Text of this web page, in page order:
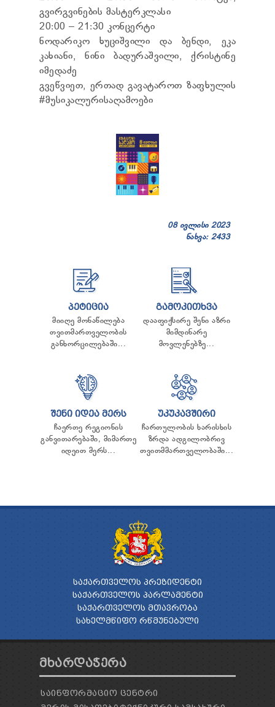
ᲢᲔᲜᲓᲔᲠᲔᲑᲘ
ᲞᲠᲔᲖᲘᲓᲔᲜᲢᲘᲡᲗᲕᲘᲡ ᲓᲐ
ᲞᲐᲠᲚᲐᲛᲔᲜᲢᲘᲡᲗᲕᲘᲡ ᲬᲐᲠᲡᲐᲓᲒᲔᲜᲘ ᲐᲜᲒᲐᲠᲘᲨᲘ
ᲡᲐᲯᲐᲠᲝ ᲘᲜᲤᲝᲠᲛᲐᲪᲘᲘᲡ ᲛᲝᲗᲮᲝᲕᲜᲐ
ᲞᲔᲠᲡᲝᲜᲐᲚᲣᲠ ᲛᲝᲜᲐᲪᲔᲛᲗᲐ ᲓᲐᲪᲕᲘᲡ
ᲝᲤᲘᲪᲔᲠᲘ
ᲡᲐᲛᲐᲠᲗᲚᲔᲑᲠᲘᲕᲘ ᲒᲐᲓᲐᲬᲧᲕᲔᲢᲘᲚᲔᲑᲔᲑᲘ
ᲒᲐᲡᲐᲩᲘᲕᲠᲔᲑᲘᲡ ᲬᲔᲡᲔᲑᲘ
გვირგვინების მასტერკლასი
20:00 – 21:30 კონცერტი
ნოდარიკო ხუციშვილი და ბენდი, ეკა
კახიანი, ნინი ბადურაშვილი, ქრისტინე
იმედაძე
გვეწვიეთ, ერთად გავატაროთ ზაფხულის
#მუსიკალურისაღამოები
08 ივლისი 2023
ნახვა: 2433
ᲞᲔᲢᲘᲪᲘᲐ
მიიღე მონაწილება
თვითმართველობის
განხორცილებაში...
ᲒᲐᲛᲝᲙᲘᲗᲮᲕᲐ
დააფიქსირე შენი აზრი
მიმდინარე
მოვლენებზე...
ᲨᲔᲜᲘ ᲘᲓᲔᲐ ᲛᲔᲠᲡ
ჩაერთე რეგიონის
განვითარებაში, მიმართე
იდეით მერს...
ᲣᲙᲣᲙᲐᲕᲨᲘᲠᲘ
ჩართულობის ხარისხის
ზრდა ადგილობრივ
თვითმმართველობაში...
ᲡᲐᲥᲐᲠᲗᲕᲔᲚᲝᲡ ᲞᲠᲔᲖᲘᲓᲔᲜᲢᲘ
ᲡᲐᲥᲐᲠᲗᲕᲔᲚᲝᲡ ᲞᲐᲠᲚᲐᲛᲔᲜᲢᲘ
ᲡᲐᲥᲐᲠᲗᲕᲔᲚᲝᲡ ᲛᲗᲐᲕᲠᲝᲑᲐ
ᲡᲐᲮᲔᲚᲛᲬᲘᲤᲝ ᲠᲬᲛᲣᲜᲔᲑᲣᲚᲘ
ᲛᲮᲐᲠᲓᲐᲭᲔᲠᲐ
ᲡᲐᲘᲜᲤᲝᲠᲛᲐᲪᲘᲝ ᲪᲔᲜᲢᲠᲘ